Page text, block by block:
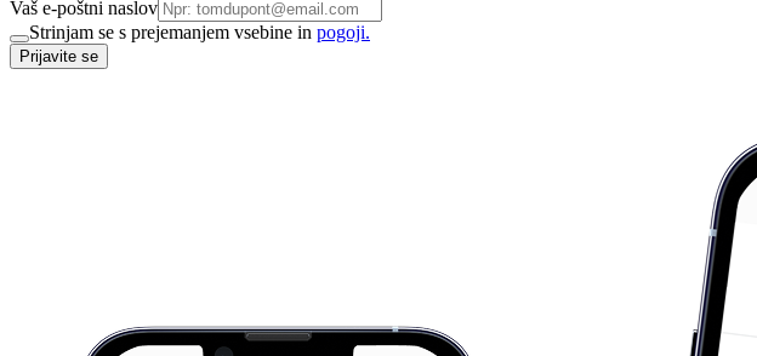
Vaš e-poštni naslov
Strinjam se s prejemanjem vsebine in pogoji.
Prijavite se